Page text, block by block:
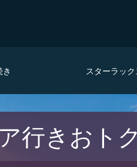
スターラッ
行きおト